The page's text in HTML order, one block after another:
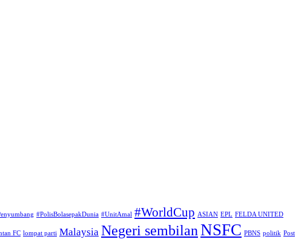
#PolisBolasepakDunia #UnitAmal #WorldCup ASIAN EPL FELDA UNITED
FC lompat parti Malaysia Negeri sembilanNSFC PBNS politik Post